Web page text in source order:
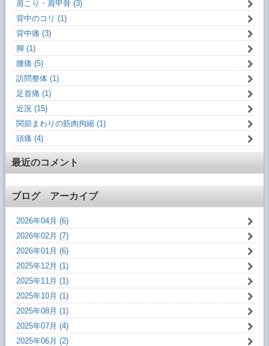
肩こり・肩甲骨 (3)
背中のコリ (1)
背中痛 (3)
脚 (1)
腰痛 (5)
訪問整体 (1)
足首痛 (1)
近況 (15)
関節まわりの筋肉拘縮 (1)
頭痛 (4)
最近のコメント
ブログ アーカイブ
2026年04月 (6)
2026年02月 (7)
2026年01月 (6)
2025年12月 (1)
2025年11月 (1)
2025年10月 (1)
2025年08月 (1)
2025年07月 (4)
2025年06月 (2)